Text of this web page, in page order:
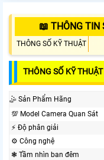
📖 THÔNG TIN
THÔNG SỐ KỸ THUẬT
THÔNG SỐ KỸ
🤹 Sản Phẩm Hãng
💯 Model Camera Quan Sát
️⚡ Độ phân giải
⚙ Công nghệ
❃ Tầm nhìn ban đêm